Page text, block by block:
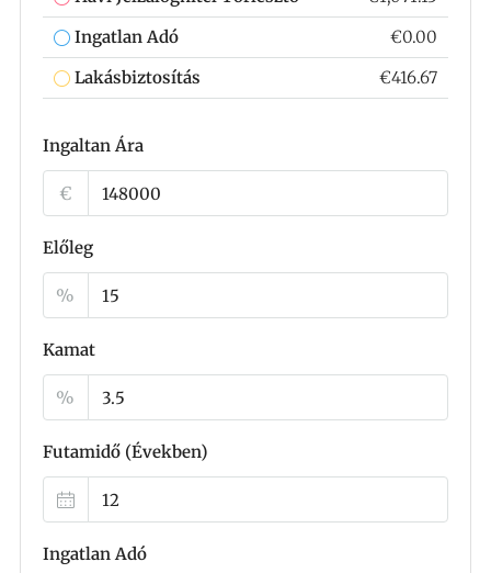
Ingatlan Adó
€0.00
Lakásbiztosítás
€416.67
Ingaltan Ára
€
Előleg
%
Kamat
%
Futamidő (Években)
Ingatlan Adó